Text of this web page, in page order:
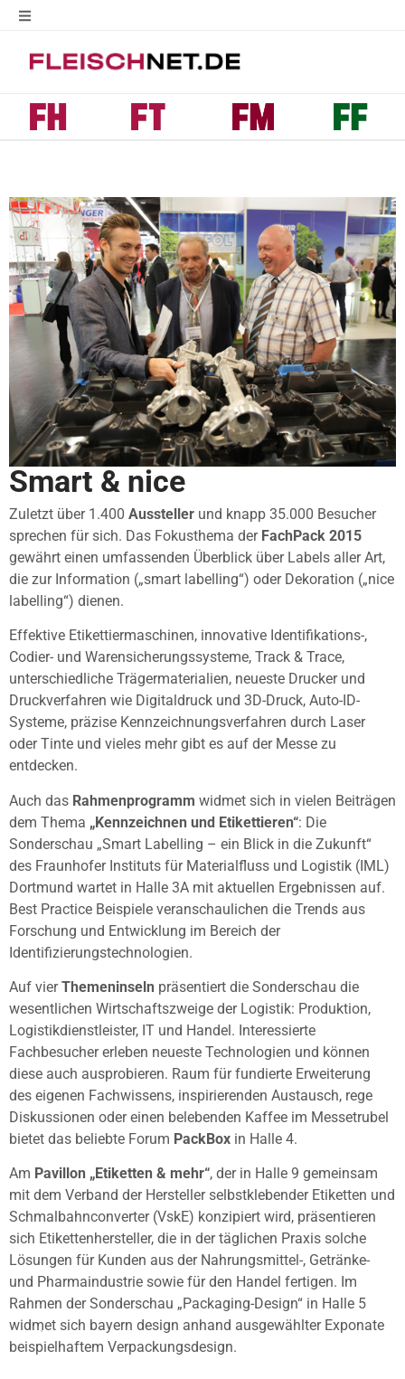
Smart & nice
Zuletzt über 1.400 Aussteller und knapp 35.000 Besucher
sprechen für sich. Das Fokusthema der FachPack 2015
gewährt einen umfassenden Überblick über Labels aller Art,
die zur Information („smart labelling“) oder Dekoration („nice
labelling“) dienen.
Effektive Etikettiermaschinen, innovative Identifikations-,
Codier- und Warensicherungssysteme, Track & Trace,
unterschiedliche Trägermaterialien, neueste Drucker und
Druckverfahren wie Digitaldruck und 3D-Druck, Auto-ID-
Systeme, präzise Kennzeichnungsverfahren durch Laser
oder Tinte und vieles mehr gibt es auf der Messe zu
entdecken.
Auch das Rahmenprogramm widmet sich in vielen Beiträgen
dem Thema „Kennzeichnen und Etikettieren“: Die
Sonderschau „Smart Labelling – ein Blick in die Zukunft“
des Fraunhofer Instituts für Materialfluss und Logistik (IML)
Dortmund wartet in Halle 3A mit aktuellen Ergebnissen auf.
Best Practice Beispiele veranschaulichen die Trends aus
Forschung und Entwicklung im Bereich der
Identifizierungstechnologien.
Auf vierThemeninseln präsentiert die Sonderschau die
wesentlichen Wirtschaftszweige der Logistik: Produktion,
Logistikdienstleister, IT und Handel. Interessierte
Fachbesucher erleben neueste Technologien und können
diese auch ausprobieren. Raum für fundierte Erweiterung
des eigenen Fachwissens, inspirierenden Austausch, rege
Diskussionen oder einen belebenden Kaffee im Messetrubel
bietet das beliebte Forum PackBox in Halle 4.
Am Pavillon „Etiketten & mehr“, der in Halle 9 gemeinsam
mit dem Verband der Hersteller selbstklebender Etiketten und
Schmalbahnconverter (VskE) konzipiert wird, präsentieren
sich Etikettenhersteller, die in der täglichen Praxis solche
Lösungen für Kunden aus der Nahrungsmittel-, Getränke-
und Pharmaindustrie sowie für den Handel fertigen. Im
Rahmen der Sonderschau „Packaging-Design“ in Halle 5
widmet sich bayern design anhand ausgewählter Exponate
beispielhaftem Verpackungsdesign.